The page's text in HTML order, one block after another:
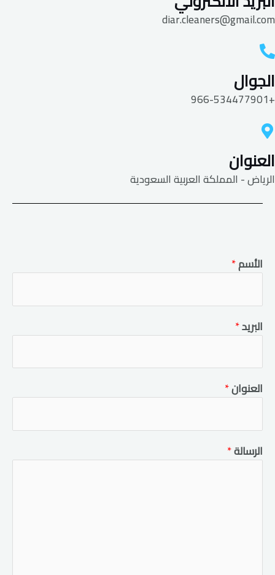
diar.cleaners@gmail.com
الجوال
+966-534477901
العنوان
الرياض - المملكة العربية السعودية
الأسم*
البريد*
العنوان*
الرسالة*